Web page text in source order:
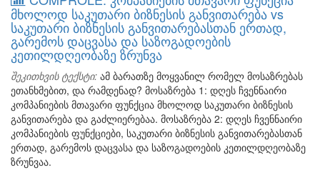
მხოლოდ საკუთარი ბიზნესის განვითარება vs
საკუთარი ბიზნესის განვითარებასთან ერთად,
გარემოს დაცვასა და საზოგადოების
კეთილდღეობაზე ზრუნვა
შეკითხვის ტექსტი: ამ ბარათზე მოყვანილ რომელ მოსაზრებას
ეთანხმებით, და რამდენად? მოსაზრება 1: დღეს ჩვენნაირი
კომპანიების მთავარი ფუნქცია მხოლოდ საკუთარი ბიზნესის
განვითარება და გაძლიერებაა. მოსაზრება 2: დღეს ჩვენნაირი
კომპანიების ფუნქციები, საკუთარი ბიზნესის განვითარებასთან
ერთად, გარემოს დაცვასა და საზოგადოების კეთილდღეობაზე
ზრუნვაა.